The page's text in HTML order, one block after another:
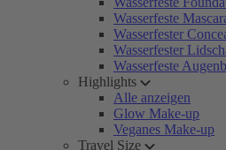
Wasserfeste
Wasserfester
Wasserfester
Wasserfeste
Highlights
Alle anzeigen
Glow Make-up
Veganes Make-up
Travel Size